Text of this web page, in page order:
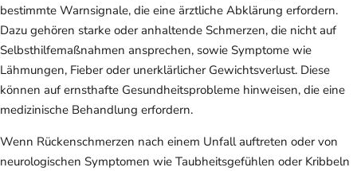
bestimmte Warnsignale, die eine ärztliche Abklärung erfordern.
Dazu gehören starke oder anhaltende Schmerzen, die nicht auf
Selbsthilfemaßnahmen ansprechen, sowie Symptome wie
Lähmungen, Fieber oder unerklärlicher Gewichtsverlust. Diese
können auf ernsthafte Gesundheitsprobleme hinweisen, die eine
medizinische Behandlung erfordern.
Wenn Rückenschmerzen nach einem Unfall auftreten oder von
neurologischen Symptomen wie Taubheitsgefühlen oder Kribbeln